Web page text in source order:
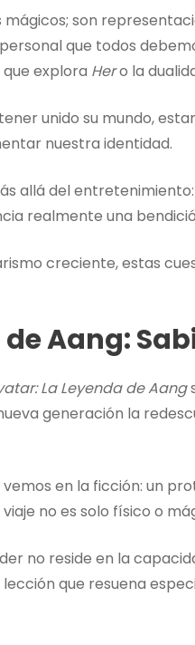
son
que todos
explora Hero la
unido su mundo,
nuestra identidad.
allá del
realmente una
creciente, estas
Aang:
La Leyenda de Aang
generación la
en la ficción: un
no es solo físico o
no reside en la
que resuena